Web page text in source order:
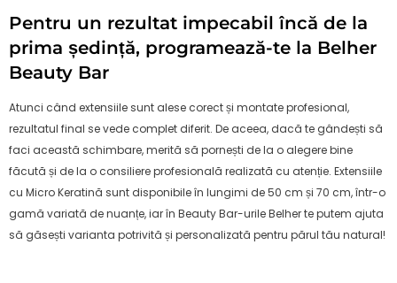
Pentru un rezultat impecabil încă de la
prima ședință, programează-te la Belher
Beauty Bar
Atunci când extensiile sunt alese corect și montate profesional,
rezultatul final se vede complet diferit. De aceea, dacă te gândești să
faci această schimbare, merită să pornești de la o alegere bine
făcută și de la o consiliere profesională realizată cu atenție. Extensiile
cu Micro Keratină sunt disponibile în lungimi de 50 cm și 70 cm, într-o
gamă variată de nuanțe, iar în Beauty Bar-urile Belher te putem ajuta
să găsești varianta potrivită și personalizată pentru părul tău natural!